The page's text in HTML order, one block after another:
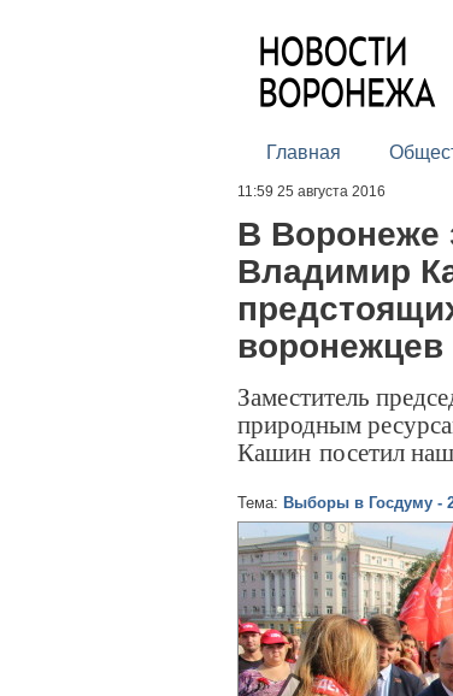
Главная
11:59 25 августа 2016
В Воронеже
Владимир
воронежцев
Заместитель
природным
Кашин посетил
Тема: Выборы в Госдуму -